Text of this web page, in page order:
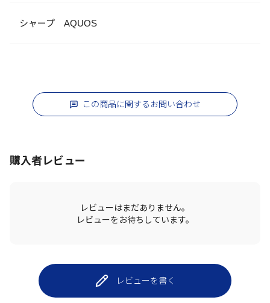
シャープ AQUOS
この商品に関するお問い合わせ
購入者レビュー
レビューはまだありません。
レビューをお待ちしています。
レビューを書く